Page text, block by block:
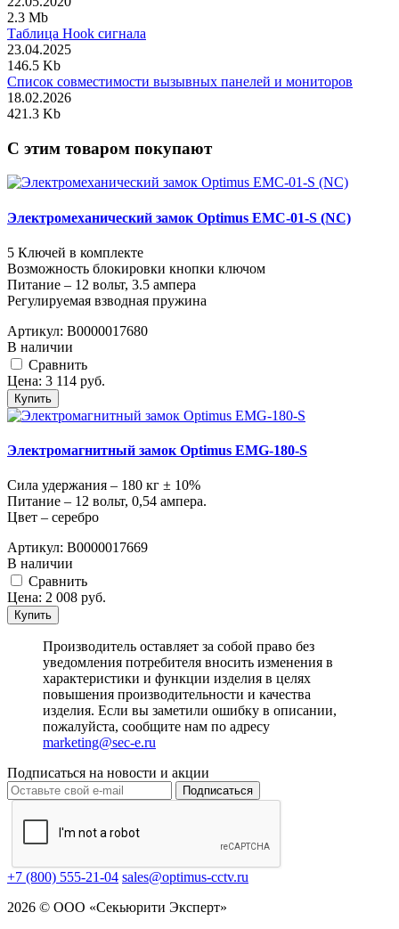
2.3 Mb
Таблица Hook сигнала
23.04.2025
146.5 Kb
Список совместимости вызывных панелей и мониторов
18.02.2026
421.3 Kb
C этим товаром покупают
Электромеханический замок Optimus EMC-01-S (NC)
5 Ключей в комплекте
Возможность блокировки кнопки ключом
Питание – 12 вольт, 3.5 ампера
Регулируемая взводная пружина
Артикул: В0000017680
В наличии
Cравнить
Цена: 3 114 руб.
Купить
Электромагнитный замок Optimus EMG-180-S
Сила удержания – 180 кг ± 10%
Питание – 12 вольт, 0,54 ампера.
Цвет – серебро
Артикул: В0000017669
В наличии
Cравнить
Цена: 2 008 руб.
Купить
Производитель оставляет за собой право без
уведомления потребителя вносить изменения в
характеристики и функции изделия в целях
повышения производительности и качества
изделия. Если вы заметили ошибку в описании,
пожалуйста, сообщите нам по адресу
marketing@sec-e.ru
Подписаться на новости и акции
Подписаться
+7 (800) 555-21-04 sales@optimus-cctv.ru
2026 © ООО «Секьюрити Эксперт»